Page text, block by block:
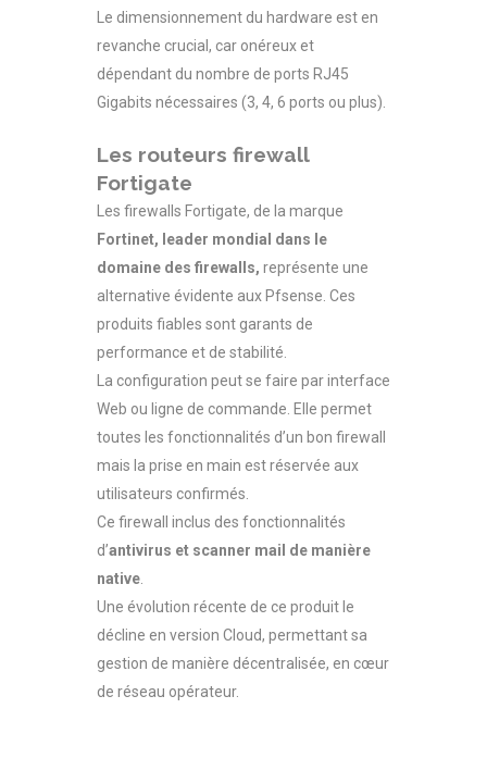
Le dimensionnement du hardware est en
revanche crucial, car onéreux et
dépendant du nombre de ports RJ45
Gigabits nécessaires (3, 4, 6 ports ou plus).
Les routeurs firewall
Fortigate
Les firewalls Fortigate, de la marque
Fortinet, leader mondial dans le
domaine des firewalls, représente une
alternative évidente aux Pfsense. Ces
produits fiables sont garants de
performance et de stabilité.
La configuration peut se faire par interface
Web ou ligne de commande. Elle permet
toutes les fonctionnalités d’un bon firewall
mais la prise en main est réservée aux
utilisateurs confirmés.
Ce firewall inclus des fonctionnalités
d’antivirus et scanner mail de manière
native
Une évolution récente de ce produit le
décline en version Cloud, permettant sa
gestion de manière décentralisée, en cœur
de réseau opérateur.